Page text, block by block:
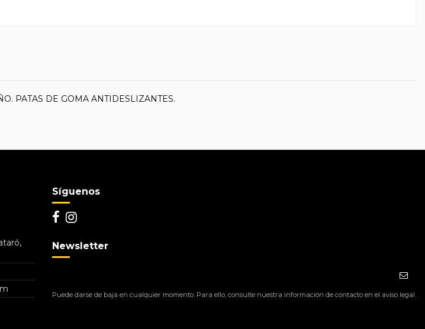
PATAS DE GOMA ANTIDESLIZANTES.
Síguenos
Newsletter
Puede darse de baja en cualquier momento. Para ello, consulte nuestra información de contacto en el aviso legal.